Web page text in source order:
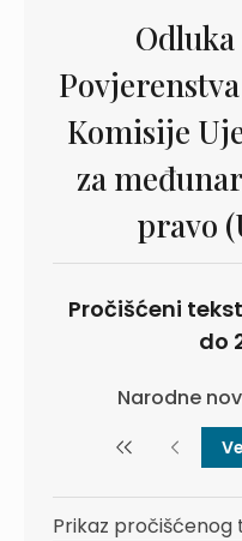
Komisije
za
pravo
Pročišćeni
do
Narodne
Prikaz pročišćenog